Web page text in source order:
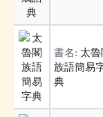
書名: 太魯
族語簡易
典